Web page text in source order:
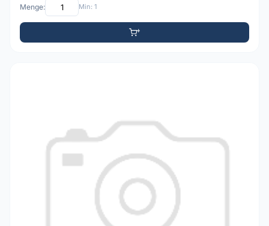
Menge: Min: 1